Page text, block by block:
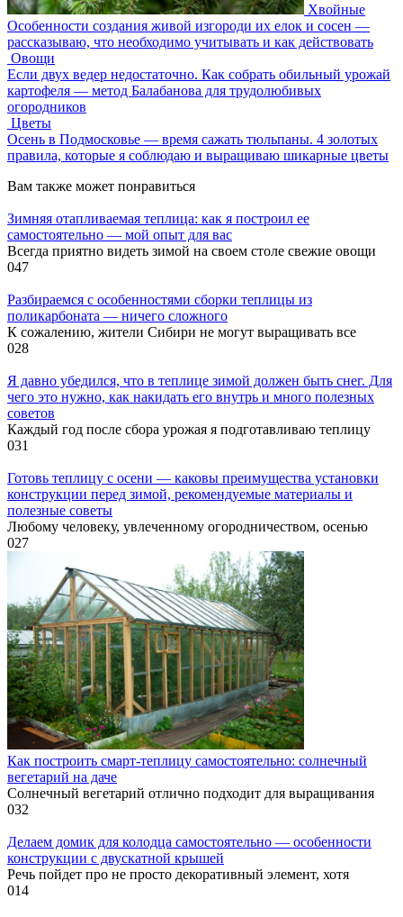
Хвойные
Особенности создания живой изгороди их елок и сосен —
рассказываю, что необходимо учитывать и как действовать
Овощи
Если двух ведер недостаточно. Как собрать обильный урожай
картофеля — метод Балабанова для трудолюбивых
огородников
Цветы
Осень в Подмосковье — время сажать тюльпаны. 4 золотых
правила, которые я соблюдаю и выращиваю шикарные цветы
Вам также может понравиться
Зимняя отапливаемая теплица: как я построил ее
самостоятельно — мой опыт для вас
Всегда приятно видеть зимой на своем столе свежие овощи
047
Разбираемся с особенностями сборки теплицы из
поликарбоната — ничего сложного
К сожалению, жители Сибири не могут выращивать все
028
Я давно убедился, что в теплице зимой должен быть снег. Для
чего это нужно, как накидать его внутрь и много полезных
советов
Каждый год после сбора урожая я подготавливаю теплицу
031
Готовь теплицу с осени — каковы преимущества установки
конструкции перед зимой, рекомендуемые материалы и
полезные советы
Любому человеку, увлеченному огородничеством, осенью
027
Как построить смарт-теплицу самостоятельно: солнечный
вегетарий на даче
Солнечный вегетарий отлично подходит для выращивания
032
Делаем домик для колодца самостоятельно — особенности
конструкции с двускатной крышей
Речь пойдет про не просто декоративный элемент, хотя
014